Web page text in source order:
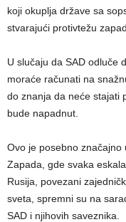
koji okuplja države sa
stvarajući protivtežu
U slučaju da SAD odluče
moraće računati na
do znanja da neće stajati
bude napadnut.
Ovo je posebno značajno
Zapada, gde svaka
Rusija, povezani
sveta, spremni su na
SAD i njihovih saveznika.